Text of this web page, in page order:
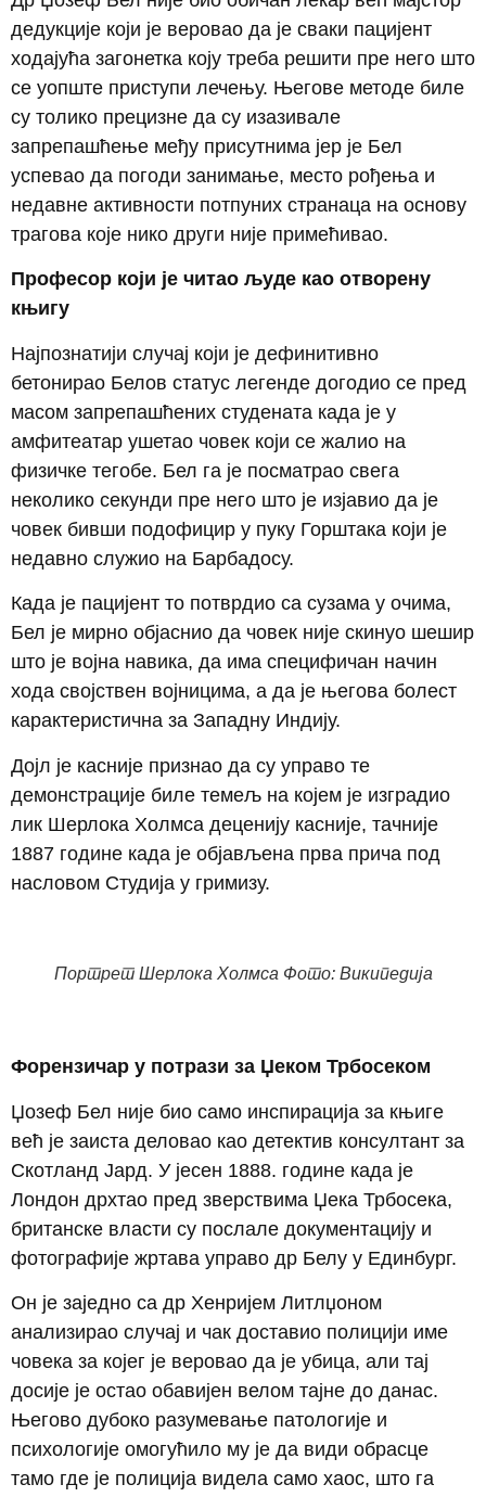
дедукције који је веровао да је сваки пацијент
ходајућа загонетка коју треба решити пре него што
се уопште приступи лечењу. Његове методе биле
су толико прецизне да су изазивале
запрепашћење међу присутнима јер је Бел
успевао да погоди занимање, место рођења и
недавне активности потпуних странаца на основу
трагова које нико други није примећивао.
Професор који је читао људе као отворену
књигу
Најпознатији случај који је дефинитивно
бетонирао Белов статус легенде догодио се пред
масом запрепашћених студената када је у
амфитеатар ушетао човек који се жалио на
физичке тегобе. Бел га је посматрао свега
неколико секунди пре него што је изјавио да је
човек бивши подофицир у пуку Горштака који је
недавно служио на Барбадосу.
Када је пацијент то потврдио са сузама у очима,
Бел је мирно објаснио да човек није скинуо шешир
што је војна навика, да има специфичан начин
хода својствен војницима, а да је његова болест
карактеристична за Западну Индију.
Дојл је касније признао да су управо те
демонстрације биле темељ на којем је изградио
лик Шерлока Холмса деценију касније, тачније
1887 године када је објављена прва прича под
насловом Студија у гримизу.
Портрет Шерлока Холмса Фото: Википедија
Форензичар у потрази за Џеком Трбосеком
Џозеф Бел није био само инспирација за књиге
већ је заиста деловао као детектив консултант за
Скотланд Јард. У јесен 1888. године када је
Лондон дрхтао пред зверствима Џека Трбосека,
британске власти су послале документацију и
фотографије жртава управо др Белу у Единбург.
Он је заједно са др Хенријем Литлџоном
анализирао случај и чак доставио полицији име
човека за којег је веровао да је убица, али тај
досије је остао обавијен велом тајне до данас.
Његово дубоко разумевање патологије и
психологије омогућило му је да види обрасце
тамо где је полиција видела само хаос, што га